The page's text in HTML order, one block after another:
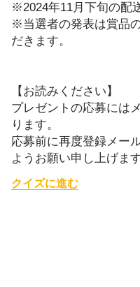
※2024年11月下旬の配
※当選者の発表は賞品
だきます。
【お読みください】
プレゼントの応募には
ります。
応募前に再度登録メー
ようお願い申し上げます
クイズに進む